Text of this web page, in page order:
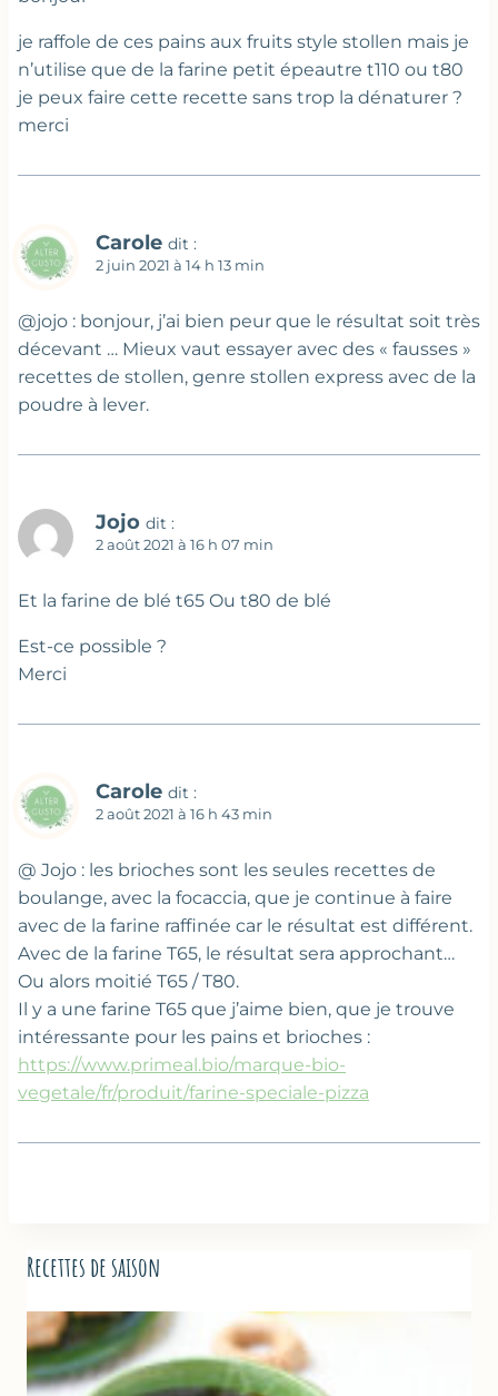
je raffole de ces pains aux fruits style stollen mais je
n’utilise que de la farine petit épeautre t110 ou t80
je peux faire cette recette sans trop la dénaturer ?
merci
Carole dit :
2 juin 2021 à 14 h 13 min
@jojo : bonjour, j’ai bien peur que le résultat soit très
décevant … Mieux vaut essayer avec des « fausses »
recettes de stollen, genre stollen express avec de la
poudre à lever.
Jojo dit :
2 août 2021 à 16 h 07 min
Et la farine de blé t65 Ou t80 de blé
Est-ce possible ?
Merci
Carole dit :
2 août 2021 à 16 h 43 min
@ Jojo : les brioches sont les seules recettes de
boulange, avec la focaccia, que je continue à faire
avec de la farine raffinée car le résultat est différent.
Avec de la farine T65, le résultat sera approchant…
Ou alors moitié T65 / T80.
Il y a une farine T65 que j’aime bien, que je trouve
intéressante pour les pains et brioches :
https://www.primeal.bio/marque-bio-
vegetale/fr/produit/farine-speciale-pizza
Recettes de saison